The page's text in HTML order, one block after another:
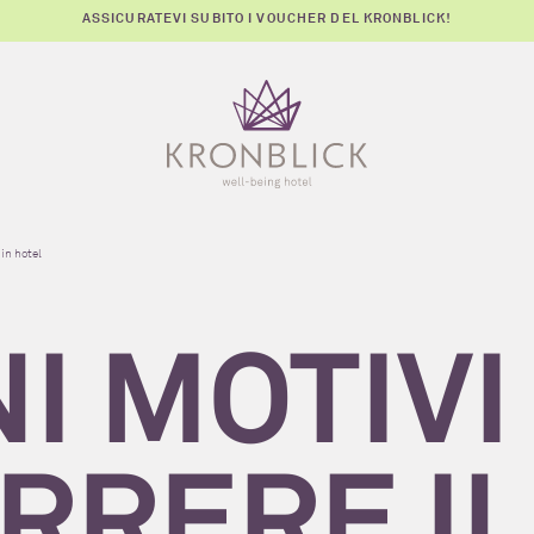
ASSICURATEVI SUBITO I VOUCHER DEL KRONBLICK!
hotel